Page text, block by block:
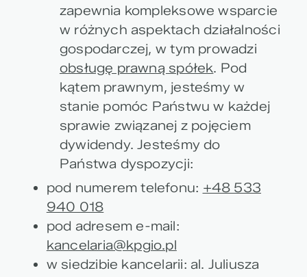
zapewnia kompleksowe wsparcie
w różnych aspektach działalności
gospodarczej, w tym prowadzi
obsługę prawną spółek. Pod
kątem prawnym, jesteśmy w
stanie pomóc Państwu w każdej
sprawie związanej z pojęciem
dywidendy. Jesteśmy do
Państwa dyspozycji:
pod numerem telefonu: +48 533
940 018
pod adresem e-mail:
kancelaria@kpgio.pl
w siedzibie kancelarii: al. Juliusza